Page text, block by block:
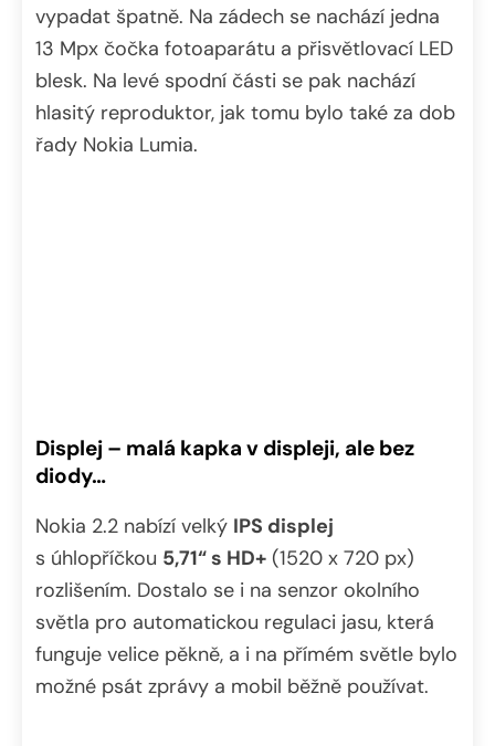
vypadat špatně. Na zádech se nachází jedna
13 Mpx čočka fotoaparátu a přisvětlovací LED
blesk. Na levé spodní části se pak nachází
hlasitý reproduktor, jak tomu bylo také za dob
řady Nokia Lumia.
Displej – malá kapka v displeji, ale bez
diody…
Nokia 2.2 nabízí velký IPS displej
s úhlopříčkou 5,71“ s HD+ (1520 x 720 px)
rozlišením. Dostalo se i na senzor okolního
světla pro automatickou regulaci jasu, která
funguje velice pěkně, a i na přímém světle bylo
možné psát zprávy a mobil běžně používat.